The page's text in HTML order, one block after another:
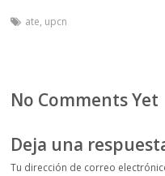
ate, upcn
No Comments Yet
Deja una
Tu dirección de correo